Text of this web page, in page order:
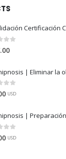
| Eliminar la
USD
|
USD